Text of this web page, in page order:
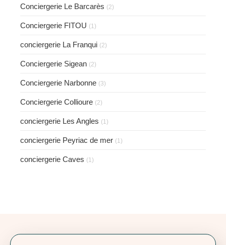
Conciergerie Le Barcarès (2)
Conciergerie FITOU (1)
conciergerie La Franqui (2)
Conciergerie Sigean (2)
Conciergerie Narbonne (3)
Conciergerie Collioure (2)
conciergerie Les Angles (1)
conciergerie Peyriac de mer (1)
conciergerie Caves (1)